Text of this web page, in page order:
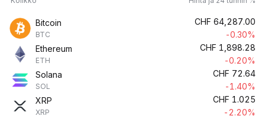
Bitcoin
BTC
CHF 64,287.00
-0.30%
Ethereum
ETH
CHF 1,898.28
-0.20%
Solana
SOL
CHF 72.64
-1.40%
XRP
XRP
CHF 1.025
-2.20%